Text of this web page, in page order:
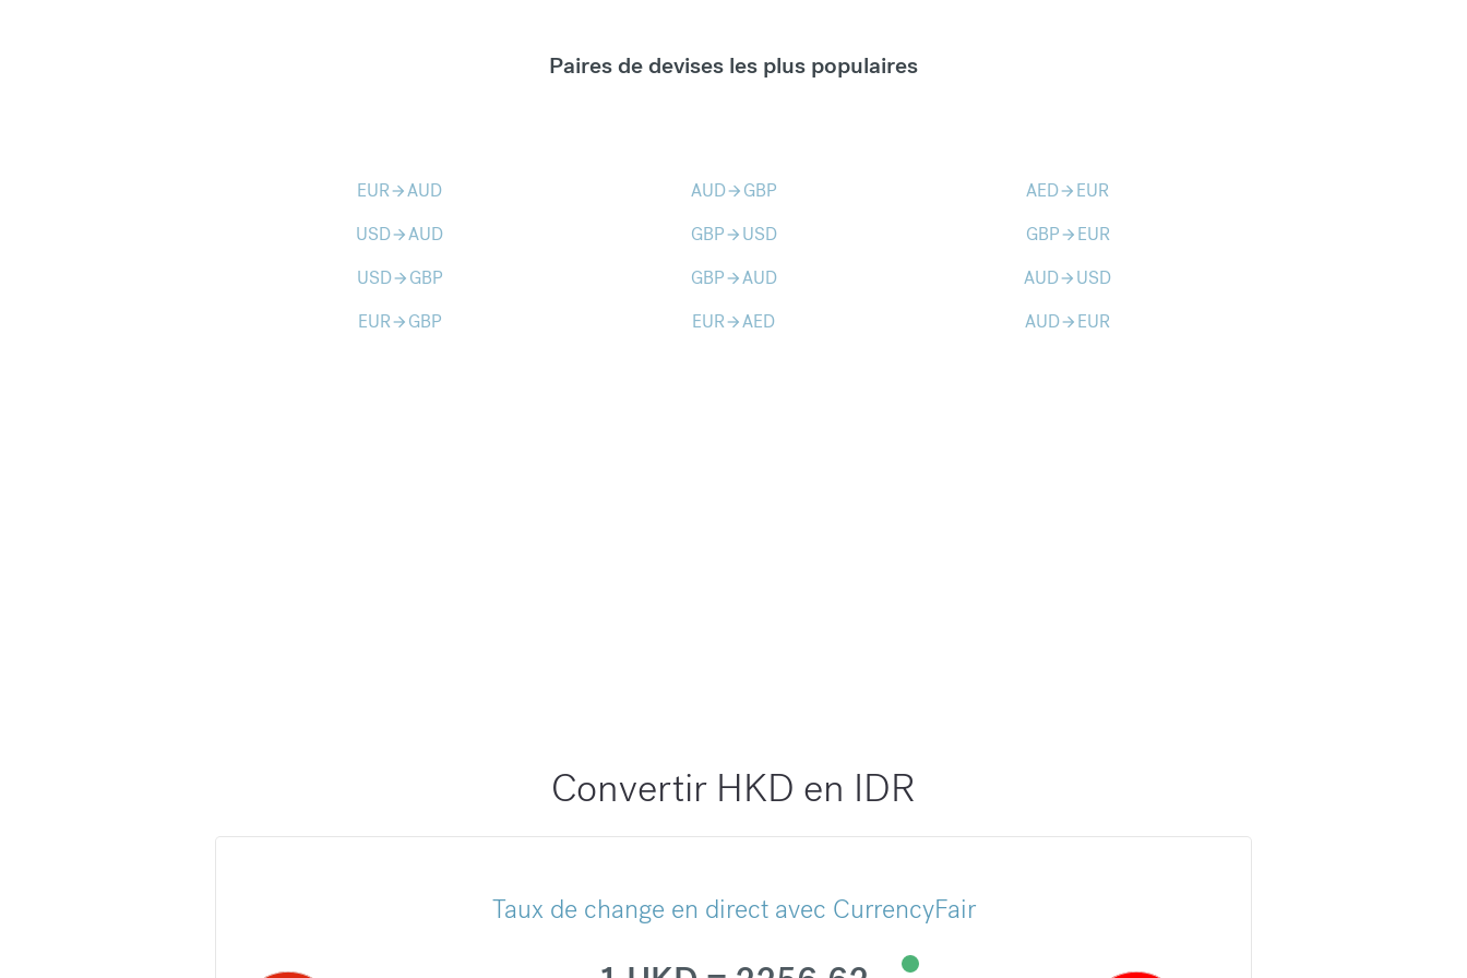
Paires de devises les plus populaires
EURarrow_forwardAUD AUDarrow_forward GBP AEDarrow_forward EUR
USDarrow_forwardAUD GBParrow_forward USD GBParrow_forward EUR
USDarrow_forward GBP GBParrow_forwardAUD AUDarrow_forward USD
EURarrow_forward GBP EURarrow_forwardAED AUDarrow_forward EUR
Convertir HKD en IDR
Taux de change en direct avec CurrencyFair